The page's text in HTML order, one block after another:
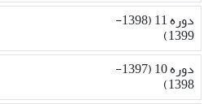
دوره 11 (1398-
1399)
دوره 10 (1397-
1398)